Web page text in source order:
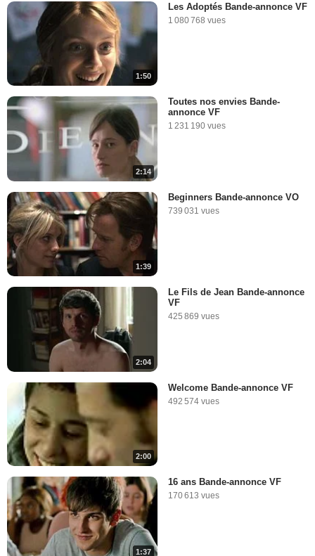
1:50
Les Adoptés Bande-annonce VF
1 080 768 vues
2:14
Toutes nos envies Bande-
annonce VF
1 231 190 vues
1:39
Beginners Bande-annonce VO
739 031 vues
2:04
Le Fils de Jean Bande-annonce
VF
425 869 vues
2:00
Welcome Bande-annonce VF
492 574 vues
1:37
16 ans Bande-annonce VF
170 613 vues